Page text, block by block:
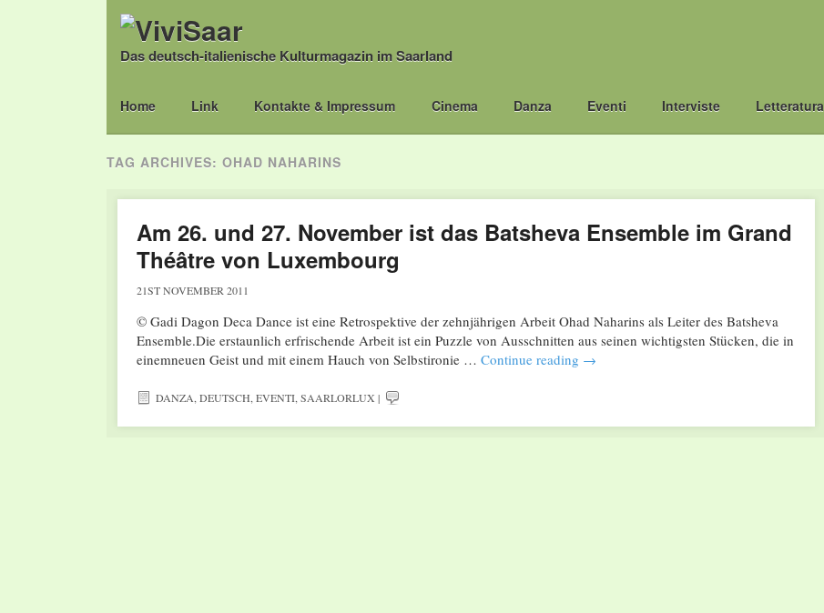
Das deutsch-italienische Kulturmagazin im Saarland
Main menu
Skip
Home Link Kontakte & Impressum Cinema Danza Eventi Interviste Letteratura
TAG ARCHIVES: OHAD NAHARINS
Am 26. und 27. November ist das Batsheva Ensemble im Grand
Théâtre von Luxembourg
21ST NOVEMBER 2011
© Gadi Dagon Deca Dance ist eine Retrospektive der zehnjährigen Arbeit Ohad Naharins als Leiter des Batsheva
Ensemble.Die erstaunlich erfrischende Arbeit ist ein Puzzle von Ausschnitten aus seinen wichtigsten Stücken, die in
einemneuen Geist und mit einem Hauch von Selbstironie … Continue reading →
DANZA,DEUTSCH,EVENTI,SAARLORLUX |